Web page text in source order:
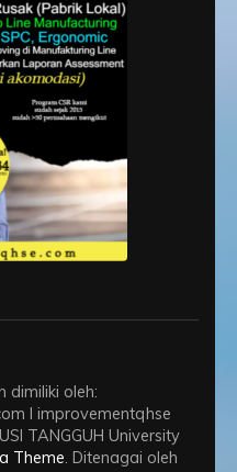
dimiliki oleh:
I improvementqhse
TANGGUH University
Theme. Ditenagai oleh